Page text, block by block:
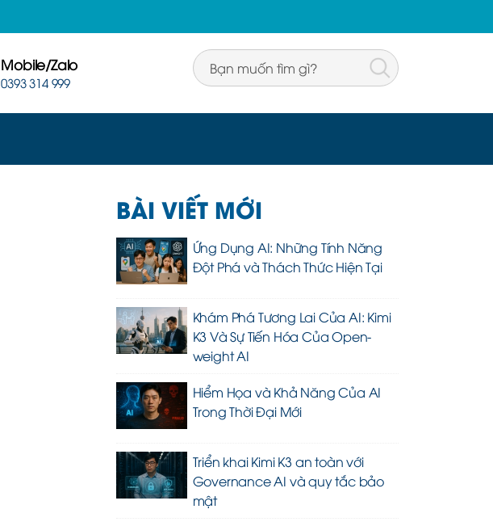
Mobile/Zalo
0393 314 999
BÀI VIẾT MỚI
Ứng Dụng AI: Những Tính Năng
Đột Phá và Thách Thức Hiện Tại
Khám Phá Tương Lai Của AI: Kimi
K3 Và Sự Tiến Hóa Của Open-
weight AI
Hiểm Họa và Khả Năng Của AI
Trong Thời Đại Mới
Triển khai Kimi K3 an toàn với
Governance AI và quy tắc bảo
mật